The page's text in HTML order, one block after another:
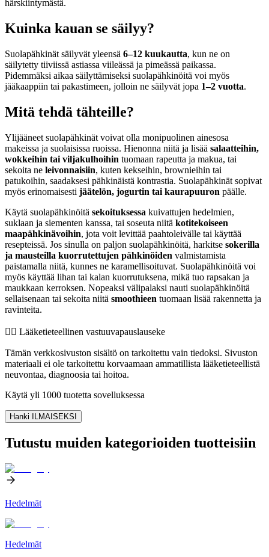
härskiintymästä.
Kuinka kauan se säilyy?
Suolapähkinät säilyvät yleensä 6–12 kuukautta, kun ne on
säilytetty tiiviissä astiassa viileässä ja pimeässä paikassa.
Pidemmäksi aikaa säilyttämiseksi suolapähkinöitä voi myös
jääkaappiin tai pakastimeen, jolloin ne säilyvät jopa 1–2 vuotta.
Mitä tehdä tähteille?
Ylijääneet suolapähkinät voivat olla monipuolinen ainesosa
makeissa ja suolaisissa ruoissa. Hienonna niitä ja lisää salaatteihin,
wokkeihin tai viljakulhoihin tuomaan rapeutta ja makua, tai
sekoita ne leivonnaisiin, kuten kekseihin, brownieihin tai
patukoihin, saadaksesi pähkinäistä kontrastia. Suolapähkinät sopivat
myös erinomaisesti jäätelön, jogurtin tai kaurapuuron päälle.
Käytä suolapähkinöitä sekoituksessa kuivattujen hedelmien,
suklaan ja siementen kanssa, tai soseuta niitä kotitekoiseen
maapähkinävoihin, jota voit levittää paahtoleivälle tai käyttää
resepteissä. Jos sinulla on paljon suolapähkinöitä, harkitse sokerilla
ja mausteilla kuorrutettujen pähkinöiden valmistamista
paistamalla niitä, kunnes ne karamellisoituvat. Suolapähkinöitä voi
myös käyttää lihan tai kalan kuorrutuksena, mikä tuo rapsakan ja
maukkaan kerroksen. Nopeaksi välipalaksi nauti suolapähkinöitä
sellaisenaan tai sekoita niitä smoothieen tuomaan lisää rakennetta ja
ravinteita.
👨‍⚕️️ Lääketieteellinen vastuuvapauslauseke
Tämän verkkosivuston sisältö on tarkoitettu vain tiedoksi. Sivuston
materiaali ei ole tarkoitettu korvaamaan ammatillista lääketieteellistä
neuvontaa, diagnoosia tai hoitoa.
Käytä yli 1000 tuotetta sovelluksessa
Hanki ILMAISEKSI
Tutustu muiden kategorioiden tuotteisiin
Hedelmät
Hedelmät